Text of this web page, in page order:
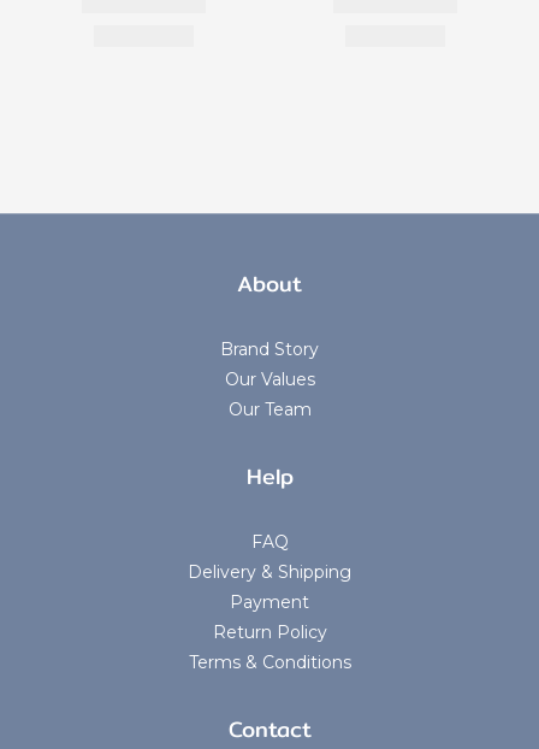
About
Brand Story
Our Values
Our Team
Help
FAQ
Delivery & Shipping
Payment
Return Policy
Terms & Conditions
Contact